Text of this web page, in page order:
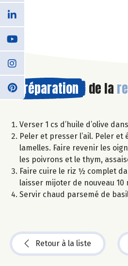
Préparation de la
Verser 1 cs d’huile d’olive
Peler et presser l’ail. Peler
lamelles. Faire revenir les
les poivrons et le thym,
Faire cuire le riz ½ complet
laisser mijoter de nouveau 10
Servir chaud parsemé de
Retour à la liste